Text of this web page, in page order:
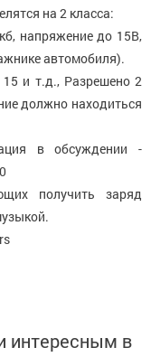
на 2 класса:
напряжение до 15В,
автомобиля).
и т.д., Разрешено 2
должно находиться
в обсуждении -
получить заряд
интересным в